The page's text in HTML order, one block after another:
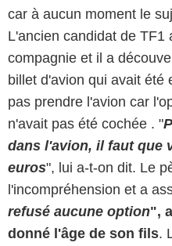
car à aucun moment le
L'ancien candidat de TF1
compagnie et il a
billet d'avion qui avait été
pas prendre l'avion car
n'avait pas été cochée . "
dans l'avion, il faut que
euros", lui a-t-on dit. Le
l'incompréhension et a
refusé aucune option",
donné l'âge de son fils.